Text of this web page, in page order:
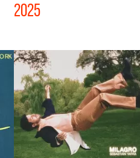
2025